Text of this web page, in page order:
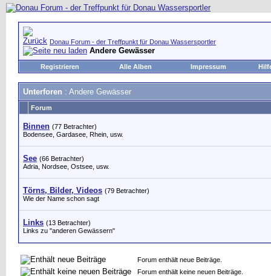
Donau Forum - der Treffpunkt für Donau Wassersportler
Andere Gewässer
Registrieren Alle Alben Impressum
Unterforen : Andere Gewässer
Forum
Binnen (77 Betrachter)
Bodensee, Gardasee, Rhein, usw.
See (66 Betrachter)
Adria, Nordsee, Ostsee, usw.
Törns, Bilder, Videos (79 Betrachter)
Wie der Name schon sagt
Links (13 Betrachter)
Links zu "anderen Gewässern"
Forum enthält neue Beiträge.
Forum enthält keine neuen Beiträge.